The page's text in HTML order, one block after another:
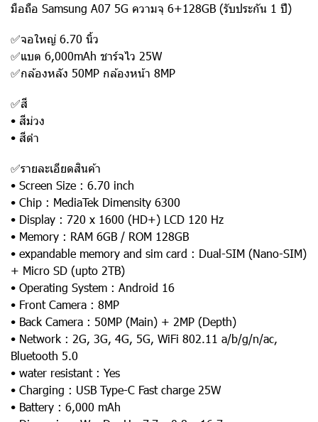
มือถือ Samsung A07 5G ความจุ 6+128GB (รับประกัน 1 ปี)
✅จอใหญ่ 6.70 นิ้ว
✅แบต 6,000mAh ชาร์จไว 25W
✅กล้องหลัง 50MP กล้องหน้า 8MP
✅สี
• สีม่วง
• สีดำ
✅รายละเอียดสินค้า
• Screen Size : 6.70 inch
• Chip : MediaTek Dimensity 6300
• Display : 720 x 1600 (HD+) LCD 120 Hz
• Memory : RAM 6GB / ROM 128GB
• expandable memory and sim card : Dual-SIM (Nano-SIM)
+ Micro SD (upto 2TB)
• Operating System : Android 16
• Front Camera : 8MP
• Back Camera : 50MP (Main) + 2MP (Depth)
• Network : 2G, 3G, 4G, 5G, WiFi 802.11 a/b/g/n/ac,
Bluetooth 5.0
• water resistant : Yes
• Charging : USB Type-C Fast charge 25W
• Battery : 6,000 mAh